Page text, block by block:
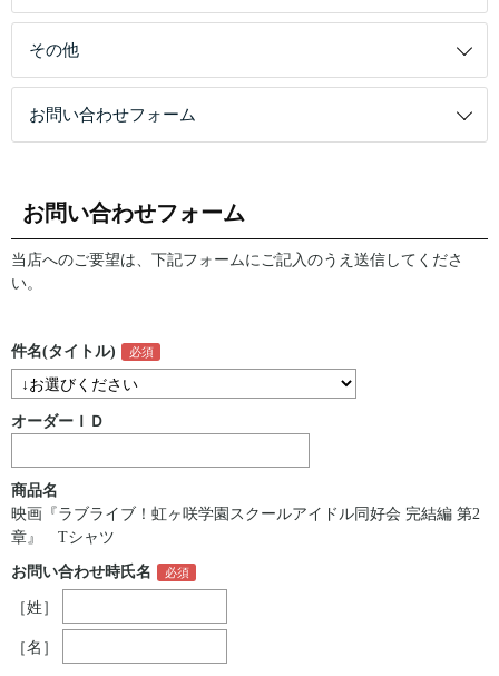
その他
お問い合わせフォーム
お問い合わせフォーム
当店へのご要望は、下記フォームにご記入のうえ送信してくださ
い。
件名(タイトル)
オーダーＩＤ
商品名
映画『ラブライブ！虹ヶ咲学園スクールアイドル同好会 完結編 第2
章』 Tシャツ
お問い合わせ時氏名
［姓］
［名］